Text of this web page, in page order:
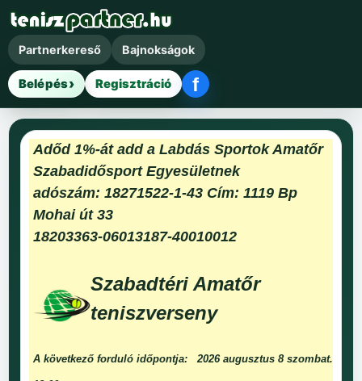
Partnerkereső Bajnokságok
Belépés Regisztráció fFacebook belépés
Adőd 1%-át add a Labdás Sportok Amatőr
Szabadidősport Egyesületnek
adószám: 18271522-1-43 Cím: 1119 Bp
Mohai út 33
18203363-06013187-40010012
Szabadtéri Amatőr
teniszverseny
A következő forduló időpontja: 2026 augusztus 8 szombat.